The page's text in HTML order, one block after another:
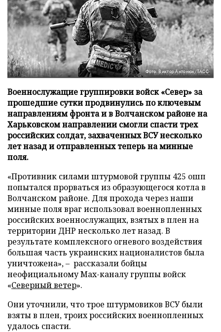
Фото: Виктор Антонюк/ТАСС
Военнослужащие группировки войск «Север» за
прошедшие сутки продвинулись по ключевым
направлениям фронта и в Волчанском районе на
Харьковском направлении смогли спасти трех
российских солдат, захваченных ВСУ несколько
лет назад и отправленных теперь на минные
поля.
«Противник силами штурмовой группы 425 ошп
попытался прорваться из образующегося котла в
Волчанском районе. Для прохода через наши
минные поля враг использовал военнопленных
российских военнослужащих, взятых в плен на
территории ДНР несколько лет назад. В
результате комплексного огневого воздействия
большая часть украинских националистов была
уничтожена», – рассказали бойцы
неофициальному Max-каналу группы войск
«Северный ветер».
Они уточнили, что трое штурмовиков ВСУ были
взяты в плен, троих российских военнопленных
удалось спасти.